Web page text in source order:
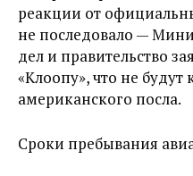
реакции от
не последовало —
дел и правительство
«Клоопу», что не
американского посла.
Сроки пребывания